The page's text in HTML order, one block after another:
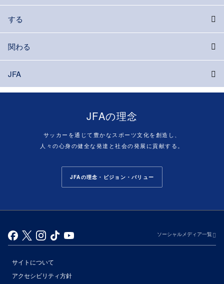
する
関わる
JFA
JFAの理念
サッカーを通じて豊かなスポーツ文化を創造し、
人々の心身の健全な発達と社会の発展に貢献する。
JFAの理念・ビジョン・バリュー
ソーシャルメディア一覧
サイトについて
アクセシビリティ方針